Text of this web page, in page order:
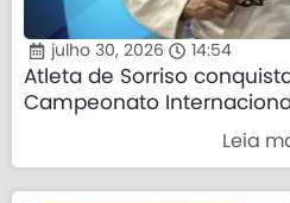
julho 30, 2026 14:54
Atleta de Sorriso
Campeonato
Leia